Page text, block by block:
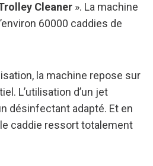
Cleaner ». La machine
60000 caddies de
la machine repose sur
L’utilisation d’un jet
désinfectant adapté. Et en
caddie ressort totalement